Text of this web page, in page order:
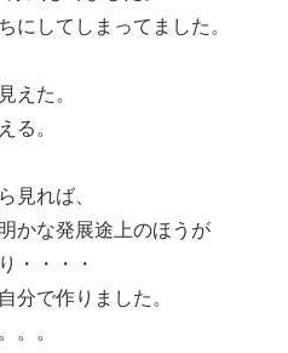
にしてしまってました。
えた。
る。
見れば、
かな発展途上のほうが
・・・・
分で作りました。
。。